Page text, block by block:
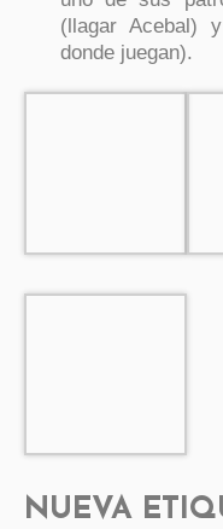
(llagar Acebal)
donde juegan).
NUEVA